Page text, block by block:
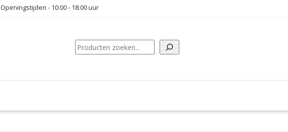
Openingstijden - 10:00 - 18:00 uur
Zoeken